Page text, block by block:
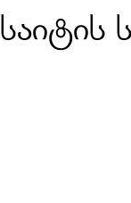
საიტის